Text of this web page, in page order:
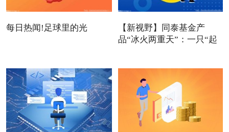
每日热闻!足球里的光
【新视野】同泰基金产
品“冰火两重天”：一只“起